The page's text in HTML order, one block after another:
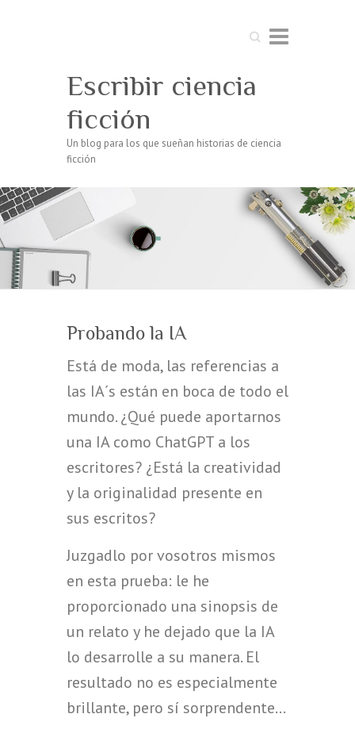
Buscar
Escribir ciencia
ficción
Un blog para los que sueñan historias de ciencia
ficción
Probando la IA
Está de moda, las referencias a
las IA´s están en boca de todo el
mundo. ¿Qué puede aportarnos
una IA como ChatGPT a los
escritores? ¿Está la creatividad
y la originalidad presente en
sus escritos?
Juzgadlo por vosotros mismos
en esta prueba: le he
proporcionado una sinopsis de
un relato y he dejado que la IA
lo desarrolle a su manera. El
resultado no es especialmente
brillante, pero sí sorprendente…